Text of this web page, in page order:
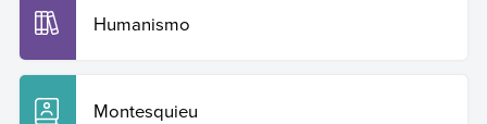
Humanismo
Montesquieu